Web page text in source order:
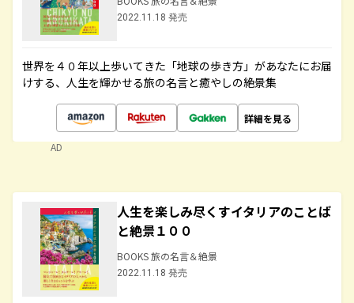
2022.11.18 発売
世界を４０年以上歩いてきた「地球の歩き方」があなたにお届
けする、人生を輝かせる旅の名言と癒やしの絶景集
詳細を見る
AD
人生を楽しみ尽くすイタリアのことば
と絶景１００
BOOKS 旅の名言＆絶景
2022.11.18 発売